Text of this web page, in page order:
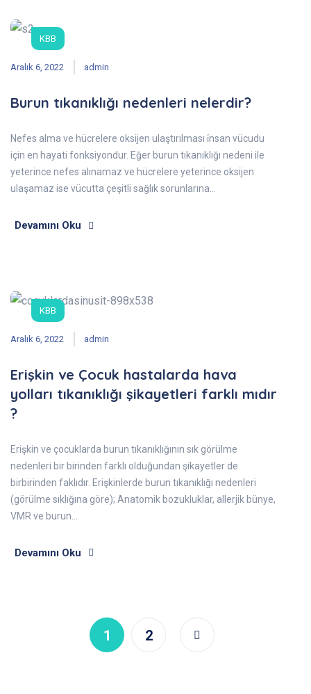
KBB
Aralık 6, 2022 admin
Burun tıkanıklığı nedenleri nelerdir?
Nefes alma ve hücrelere oksijen ulaştırılması i̇nsan vücudu
için en hayati fonksiyondur. Eğer burun tıkanıklığı nedeni ile
yeterince nefes alınamaz ve hücrelere yeterince oksijen
ulaşamaz ise vücutta çeşitli sağlık sorunlarına…
Devamını Oku
KBB
Aralık 6, 2022 admin
Erişkin ve Çocuk hastalarda hava
yolları tıkanıklığı şikayetleri farklı mıdır
?
Erişkin ve çocuklarda burun tıkanıklığının sık görülme
nedenleri bir birinden farklı olduğundan şikayetler de
birbirinden faklıdır. Erişkinlerde burun tıkanıklığı nedenleri
(görülme sıklığına göre); Anatomik bozukluklar, allerjik bünye,
VMR ve burun…
Devamını Oku
1 2